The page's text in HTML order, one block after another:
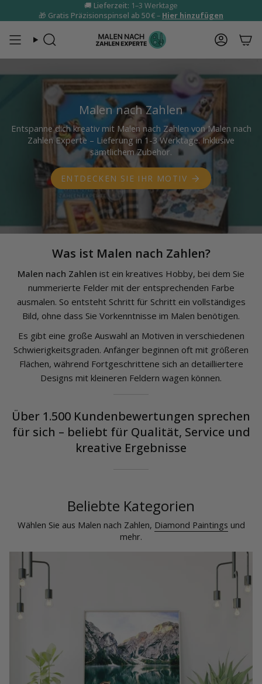
🚚 Lieferzeit: 1–3 Werktage
🎁 Gratis Präzisionspinsel ab 50 €– Hier hinzufügen
Suche Konto
Malen nach Zahlen
Entspanne dich kreativ mit Malen nach Zahlen von Malen nach
Zahlen Experte – Lieferung in 1-3 Werktage. Inklusive
sämtlichem Zubehör.
ENTDECKEN SIE IHR MOTIV
Was ist Malen nach Zahlen?
Malen nach Zahlen ist ein kreatives Hobby, bei dem Sie
nummerierte Felder mit der entsprechenden Farbe
ausmalen. So entsteht Schritt für Schritt ein vollständiges
Bild, ohne dass Sie Vorkenntnisse im Malen benötigen.
Es gibt eine große Auswahl an Motiven in verschiedenen
Schwierigkeitsgraden. Anfänger beginnen oft mit größeren
Flächen, während Fortgeschrittene sich an detailliertere
Designs mit kleineren Feldern wagen können.
Über 1.500 Kundenbewertungen sprechen
für sich – beliebt für Qualität, Service und
kreative Ergebnisse
Beliebte Kategorien
Wählen Sie aus Malen nach Zahlen, Diamond Paintings und
mehr.